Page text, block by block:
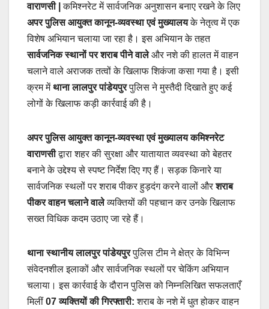
वाराणसी |कमिश्नरेट में सार्वजनिक अनुशासन बनाए रखने के लिए
अपर पुलिस आयुक्त कानून-व्यवस्था एवं मुख्यालयके नेतृत्व में एक
विशेष अभियान चलाया जा रहा है। इस अभियान के तहत
सार्वजनिक स्थानों पर शराब पीने वालेऔर नशे की हालत में वाहन
चलाने वाले अराजक तत्वों के खिलाफ शिकंजा कसा गया है। इसी
क्रम मेंथाना लालपुर पांडेयपुरपुलिस ने मुस्तैदी दिखाते हुए कई
लोगों के खिलाफ कड़ी कार्रवाई की है।
अपर पुलिस आयुक्त कानून-व्यवस्था एवं मुख्यालय कमिश्नरेट
वाराणसीद्वारा शहर की सुरक्षा और यातायात व्यवस्था को बेहतर
बनाने के उद्देश्य से स्पष्ट निर्देश दिए गए हैं। सड़क किनारे या
सार्वजनिक स्थलों पर शराब पीकर हुड़दंग करने वालों औरशराब
पीकर वाहन चलाने वालेव्यक्तियों की पहचान कर उनके खिलाफ
सख्त विधिक कदम उठाए जा रहे हैं।
थाना स्थानीय लालपुर पांडेयपुरपुलिस टीम ने क्षेत्र के विभिन्न
संवेदनशील इलाकों और सार्वजनिक स्थलों पर चेकिंग अभियान
चलाया। इस कार्रवाई के दौरान पुलिस को निम्नलिखित सफलताएँ
मिलीं 07 व्यक्तियों की गिरफ्तारी: शराब के नशे में धुत होकर वाहन